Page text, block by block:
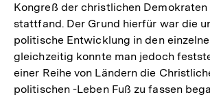
Kongreß der christlichen Demokraten
stattfand. Der Grund hierfür war die
politische Entwicklung in den
gleichzeitig konnte man jedoch
einer Reihe von Ländern die
politischen -Leben Fuß zu fassen